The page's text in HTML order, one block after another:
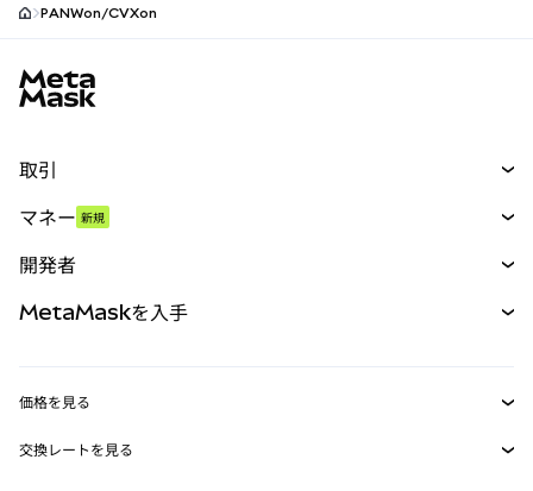
PANWon/CVXon
取引
パーペチュアル
RWA
マネー 新規
開発者
MetaMask Connect
MetaMaskを入手
価格を見る
イーサリアムの価格
交換レートを見る